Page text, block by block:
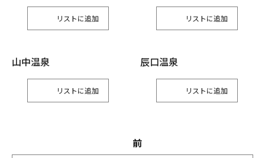
リスト リスト
山中温泉
リスト
辰口温泉
リスト
前